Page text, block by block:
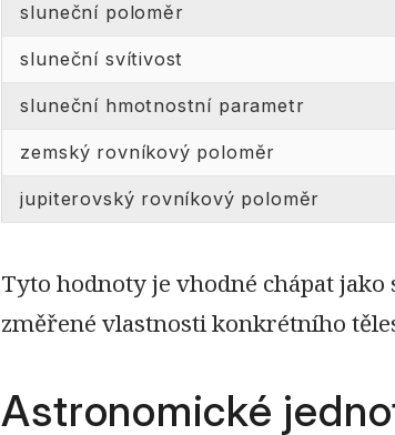
sluneční poloměr
sluneční svítivost
sluneční hmotnostní parametr
zemský rovníkový poloměr
jupiterovský rovníkový poloměr
Tyto hodnoty je vhodné chápat
změřené vlastnosti konkrétního
Astronomické